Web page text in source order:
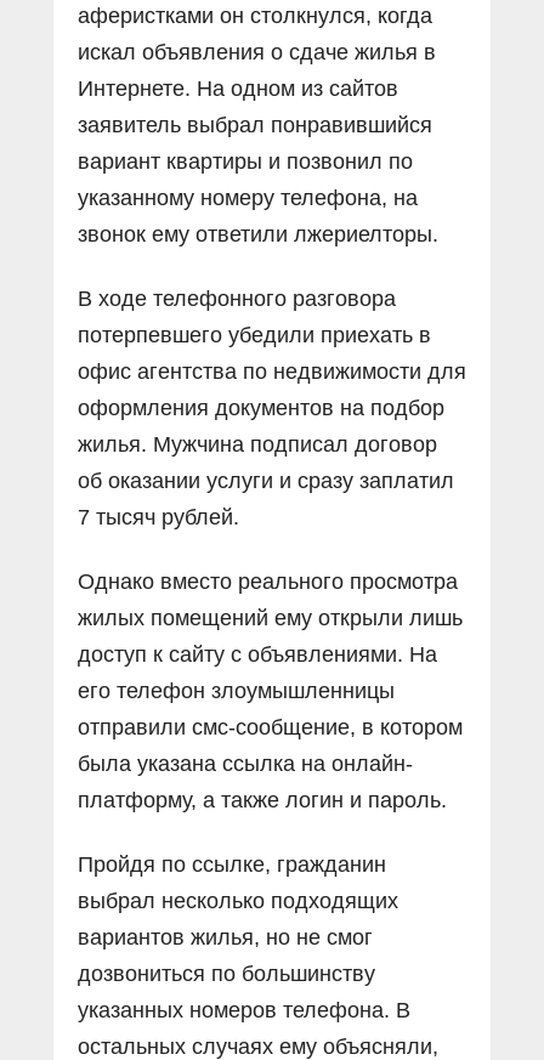
аферистками он столкнулся, когда
искал объявления о сдаче жилья в
Интернете. На одном из сайтов
заявитель выбрал понравившийся
вариант квартиры и позвонил по
указанному номеру телефона, на
звонок ему ответили лжериелторы.
В ходе телефонного разговора
потерпевшего убедили приехать в
офис агентства по недвижимости для
оформления документов на подбор
жилья. Мужчина подписал договор
об оказании услуги и сразу заплатил
7 тысяч рублей.
Однако вместо реального просмотра
жилых помещений ему открыли лишь
доступ к сайту с объявлениями. На
его телефон злоумышленницы
отправили смс-сообщение, в котором
была указана ссылка на онлайн-
платформу, а также логин и пароль.
Пройдя по ссылке, гражданин
выбрал несколько подходящих
вариантов жилья, но не смог
дозвониться по большинству
указанных номеров телефона. В
остальных случаях ему объясняли,